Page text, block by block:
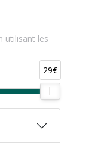
utilisant les
29€